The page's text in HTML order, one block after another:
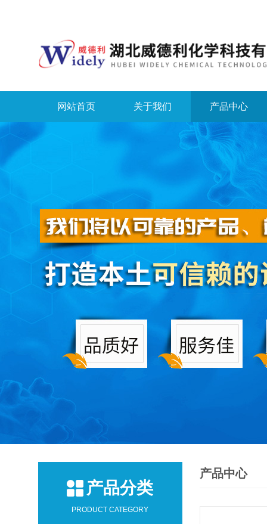
网站首页 关于我们 产品中心
产品分类
PRODUCT CATEGORY
产品中心